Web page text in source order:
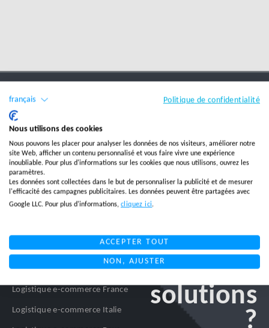
Logistique e-commerce
Logistique e-commerce
Logistique e-commerce
Danemark
Logistique e-commerce Espagne
Logistique e-commerce France
Logistique e-commerce Italie
Curieux
connaître
nos
solutions
?
français Politique de confidentialité
Nous utilisons des cookies
Nous pouvons les placer pour analyser les données de nos visiteurs, améliorer notre
site Web, afficher un contenu personnalisé et vous faire vivre une expérience
inoubliable. Pour plus d'informations sur les cookies que nous utilisons, ouvrez les
paramètres.
Les données sont collectées dans le but de personnaliser la publicité et de mesurer
l'efficacité des campagnes publicitaires. Les données peuvent être partagées avec
Google LLC. Pour plus d'informations, cliquez ici.
ACCEPTER TOUT
NON, AJUSTER